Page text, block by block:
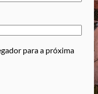
para a próxima